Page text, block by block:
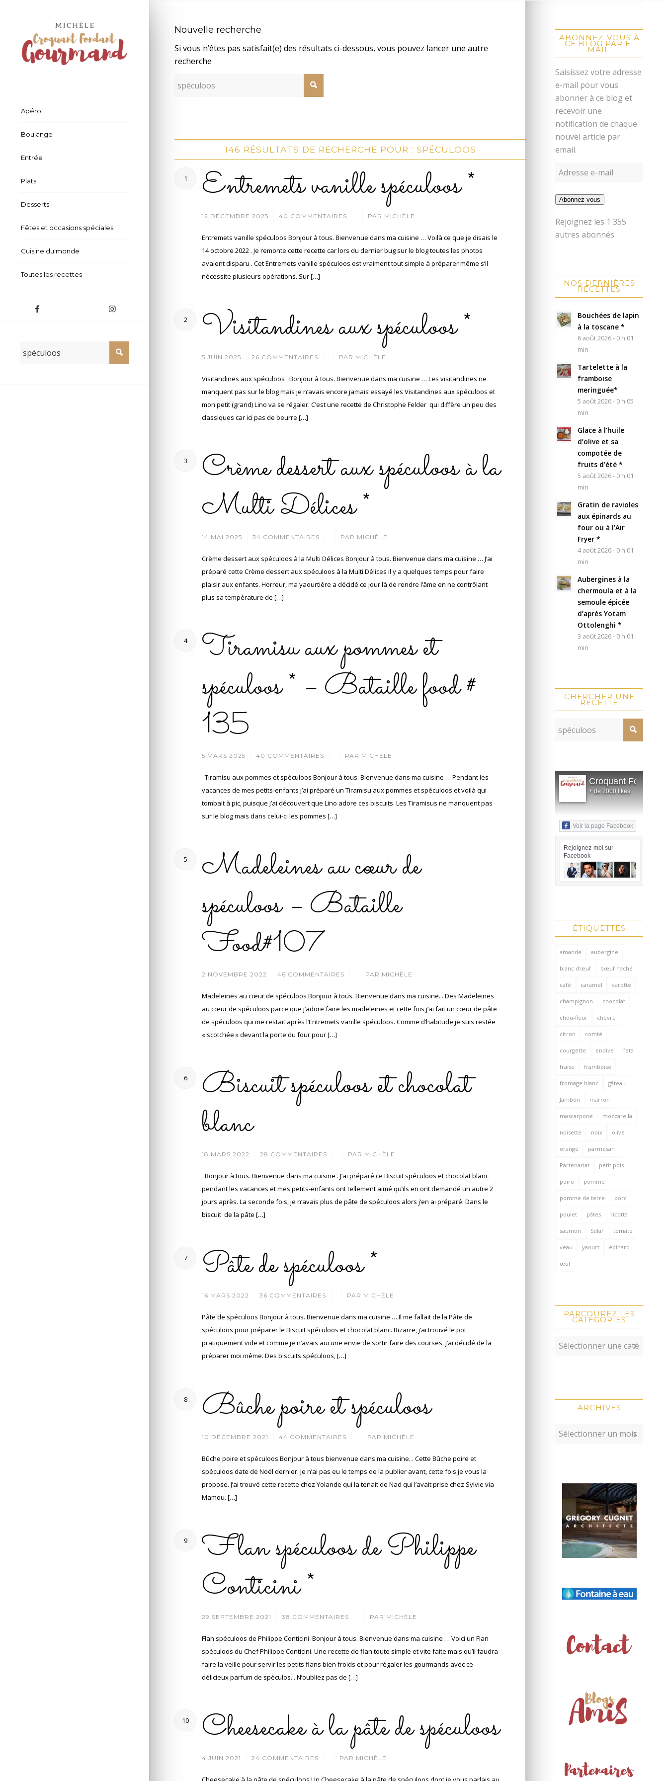
Apéro
Boulange
Entrée
Plats
Desserts
Fêtes et occasions spéciales
Cuisine du monde
Toutes les recettes
Nouvelle recherche
Si vous n’êtes pas satisfait(e) des résultats ci-dessous, vous pouvez lancer une autre
recherche
146 RÉSULTATS DE RECHERCHE POUR : SPÉCULOOS
1 Entremets vanille spéculoos *
12 DÉCEMBRE 2025
/ 40 COMMENTAIRES
/ / PAR MICHÈLE
Entremets vanille spéculoos Bonjour à tous. Bienvenue dans ma cuisine … Voilà ce que je disais le
14 octobre 2022 . Je remonte cette recette car lors du dernier bug sur le blog toutes les photos
avaient disparu . Cet Entremets vanille spéculoos est vraiment tout simple à préparer même s’il
nécessite plusieurs opérations. Sur […]
2 Visitandines aux spéculoos *
5 JUIN 2025 26 COMMENTAIRES
/ / PAR MICHÈLE
Visitandines aux spéculoos Bonjour à tous. Bienvenue dans ma cuisine … Les visitandines ne
manquent pas sur le blog mais je n’avais encore jamais essayé les Visitandines aux spéculoos et
mon petit (grand) Lino va se régaler. C’est une recette de Christophe Felder qui diffère un peu des
classiques car ici pas de beurre […]
3
Crème dessert aux spéculoos à la
Multi Délices *
14 MAI 2025 34 COMMENTAIRES
/ / PAR MICHÈLE
Crème dessert aux spéculoos à la Multi Délices Bonjour à tous. Bienvenue dans ma cuisine … J’ai
préparé cette Crème dessert aux spéculoos à la Multi Délices il y a quelques temps pour faire
plaisir aux enfants. Horreur, ma yaourtière a décidé ce jour là de rendre l’âme en ne contrôlant
plus sa température de […]
4
Tiramisu aux pommes et
spéculoos * – Bataille food #
135
5 MARS 2025 40 COMMENTAIRES
/ / PAR MICHÈLE
Tiramisu aux pommes et spéculoos Bonjour à tous. Bienvenue dans ma cuisine … Pendant les
vacances de mes petits-enfants j’ai préparé un Tiramisu aux pommes et spéculoos et voilà qui
tombait à pic, puisque j’ai découvert que Lino adore ces biscuits. Les Tiramisus ne manquent pas
sur le blog mais dans celui-ci les pommes […]
5
Madeleines au cœur de
spéculoos – Bataille
Food#107
2 NOVEMBRE 2022
/ 46 COMMENTAIRES
/ / PAR MICHÈLE
Madeleines au cœur de spéculoos Bonjour à tous. Bienvenue dans ma cuisine. . Des Madeleines
au cœur de spéculoos parce que j’adore faire les madeleines et cette fois j’ai fait un cœur de pâte
de spéculoos qui me restait après l’Entremets vanille spéculoos. Comme d’habitude je suis restée
« scotchée » devant la porte du four pour […]
6
Biscuit spéculoos et chocolat
blanc
18 MARS 2022 28 COMMENTAIRES
/ / PAR MICHÈLE
Bonjour à tous. Bienvenue dans ma cuisine . J’ai préparé ce Biscuit spéculoos et chocolat blanc
pendant les vacances et mes petits-enfants ont tellement aimé qu’ils en ont demandé un autre 2
jours après. La seconde fois, je n’avais plus de pâte de spéculoos alors j’en ai préparé. Dans le
biscuit de la pâte […]
7 Pâte de spéculoos *
16 MARS 2022 36 COMMENTAIRES
/ / PAR MICHÈLE
Pâte de spéculoos Bonjour à tous. Bienvenue dans ma cuisine … Il me fallait de la Pâte de
spéculoos pour préparer le Biscuit spéculoos et chocolat blanc. Bizarre, j’ai trouvé le pot
pratiquement vide et comme je n’avais aucune envie de sortir faire des courses, j’ai décidé de la
préparer moi même. Des biscuits spéculoos, […]
8 Bûche poire et spéculoos
10 DÉCEMBRE 2021
/ 44 COMMENTAIRES
/ / PAR MICHÈLE
Bûche poire et spéculoos Bonjour à tous bienvenue dans ma cuisine. . Cette Bûche poire et
spéculoos date de Noël dernier. Je n’ai pas eu le temps de la publier avant, cette fois je vous la
propose. J’ai trouvé cette recette chez Yolande qui la tenait de Nad qui l’avait prise chez Sylvie via
Mamou. […]
9
Flan spéculoos de Philippe
Conticini *
29 SEPTEMBRE 2021
/ 38 COMMENTAIRES
/ / PAR MICHÈLE
Flan spéculoos de Philippe Conticini Bonjour à tous. Bienvenue dans ma cuisine … Voici un Flan
spéculoos du Chef Philippe Conticini. Une recette de flan toute simple et vite faite mais qu’il faudra
faire la veille pour servir les petits flans bien froids et pour régaler les gourmands avec ce
délicieux parfum de spéculos. . N’oubliez pas de […]
10 Cheesecake à la pâte de spéculoos
4 JUIN 2021 24 COMMENTAIRES
/ / PAR MICHÈLE
ABONNEZ-VOUS À
CE BLOG PAR E-
MAIL.
Saisissez votre adresse
e-mail pour vous
abonner à ce blog et
recevoir une
notification de chaque
nouvel article par
email.
Abonnez-vous
Rejoignez les 1 355
autres abonnés
NOS DERNIÈRES
RECETTES
Bouchées de lapin
à la toscane *
6 août 2026 - 0 h 01
min
Tartelette à la
framboise
meringuée*
5 août 2026 - 0 h 05
min
Glace à l’huile
d’olive et sa
compotée de
fruits d’été *
5 août 2026 - 0 h 01
min
Gratin de ravioles
aux épinards au
four ou à l’Air
Fryer *
4 août 2026 - 0 h 01
min
Aubergines à la
chermoula et à la
semoule épicée
d’après Yotam
Ottolenghi *
3 août 2026 - 0 h 01
min
CHERCHER UNE
RECETTE
Croquant Fondant
+ de 2000 likes
Voir la page Facebook
Rejoignez-moi sur
Facebook
ÉTIQUETTES
amande aubergine
blanc d'œuf bœuf haché
café caramel carotte
champignon chocolat
chou-fleur chèvre
citron comté
courgette endive feta
fraise framboise
fromage blanc gâteau
Jambon marron
mascarpone mozzarella
noisette noix olive
orange parmesan
Partenariat petit pois
poire pomme
pomme de terre porc
poulet pâtes ricotta
saumon Solar tomate
veau yaourt épinard
œuf
PARCOUREZ LES
CATÉGORIES
ARCHIVES